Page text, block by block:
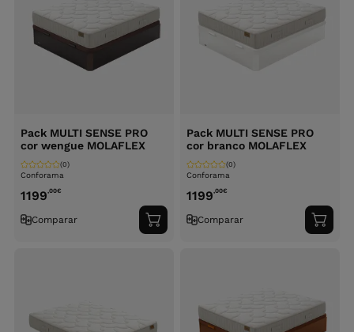
Pack MULTI SENSE PRO
cor wengue MOLAFLEX
Conforama
(0)
1199,00€
Comparar
Adicionar
ao
Pack MULTI SENSE PRO
cor branco MOLAFLEX
Conforama
(0)
1199,00€
Comparar
ao